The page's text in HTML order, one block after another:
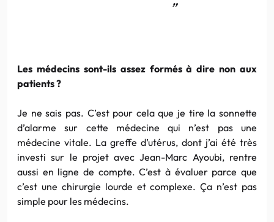
”
Les médecins sont-ils assez formés à dire non aux
patients ?
Je ne sais pas. C’est pour cela que je tire la sonnette
d’alarme sur cette médecine qui n’est pas une
médecine vitale. La greffe d’utérus, dont j’ai été très
investi sur le projet avec Jean-Marc Ayoubi, rentre
aussi en ligne de compte. C’est à évaluer parce que
c’est une chirurgie lourde et complexe. Ça n’est pas
simple pour les médecins.